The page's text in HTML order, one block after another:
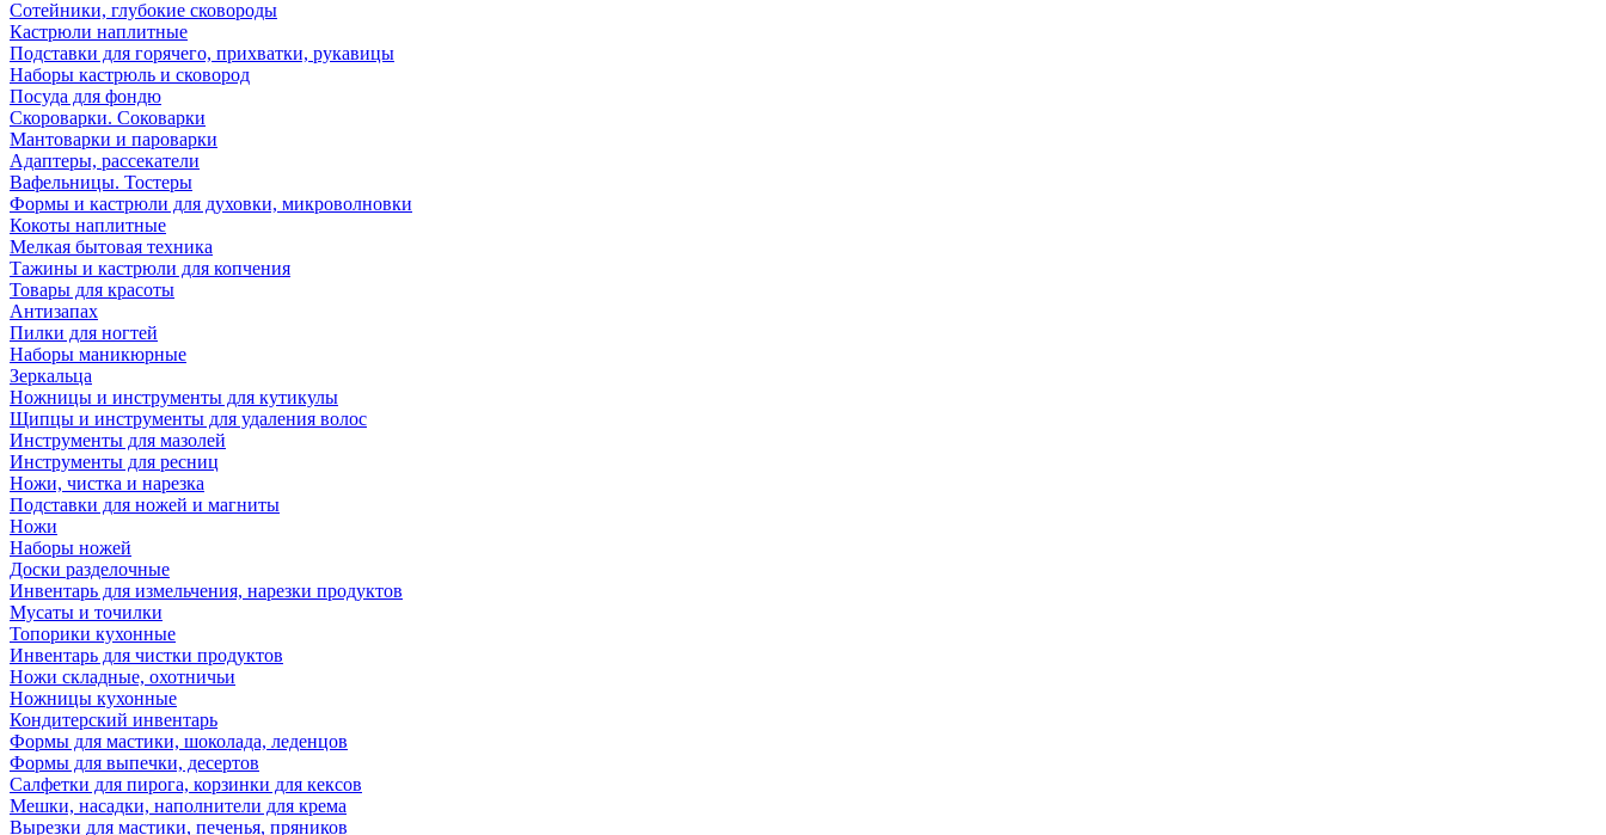
Сотейники, глубокие сковороды
Кастрюли наплитные
Подставки для горячего, прихватки, рукавицы
Наборы кастрюль и сковород
Посуда для фондю
Скороварки. Соковарки
Мантоварки и пароварки
Адаптеры, рассекатели
Вафельницы. Тостеры
Формы и кастрюли для духовки, микроволновки
Кокоты наплитные
Мелкая бытовая техника
Тажины и кастрюли для копчения
Товары для красоты
Антизапах
Пилки для ногтей
Наборы маникюрные
Зеркальца
Ножницы и инструменты для кутикулы
Щипцы и инструменты для удаления волос
Инструменты для мазолей
Инструменты для ресниц
Ножи, чистка и нарезка
Подставки для ножей и магниты
Ножи
Наборы ножей
Доски разделочные
Инвентарь для измельчения, нарезки продуктов
Мусаты и точилки
Топорики кухонные
Инвентарь для чистки продуктов
Ножи складные, охотничьи
Ножницы кухонные
Кондитерский инвентарь
Формы для мастики, шоколада, леденцов
Формы для выпечки, десертов
Салфетки для пирога, корзинки для кексов
Мешки, насадки, наполнители для крема
Вырезки для мастики, печенья, пряников